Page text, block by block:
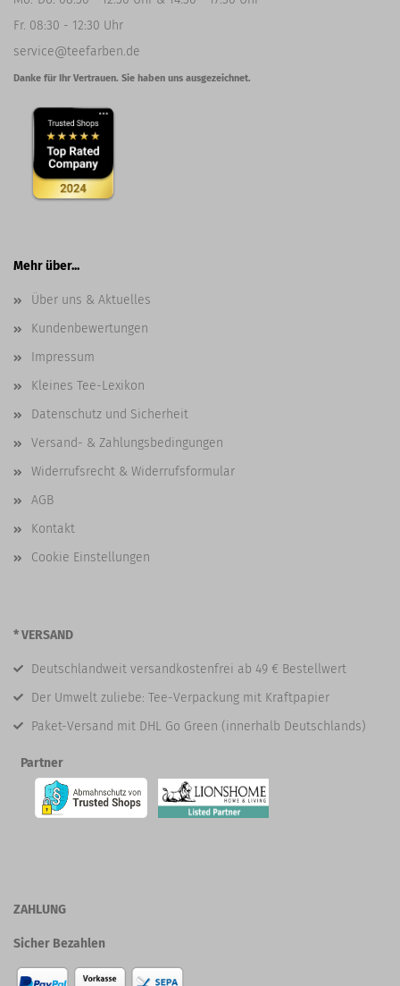
Fr. 08:30 - 12:30 Uhr
service@teefarben.de
Danke für Ihr Vertrauen. Sie haben uns ausgezeichnet.
Mehr über...
Über uns & Aktuelles
Kundenbewertungen
Impressum
Kleines Tee-Lexikon
Datenschutz und Sicherheit
Versand- & Zahlungsbedingungen
Widerrufsrecht & Widerrufsformular
AGB
Kontakt
Cookie Einstellungen
* VERSAND
Deutschlandweit versandkostenfrei ab 49 € Bestellwert
Der Umwelt zuliebe: Tee-Verpackung mit Kraftpapier
Paket-Versand mit DHL Go Green (innerhalb Deutschlands)
Partner
ZAHLUNG
Sicher Bezahlen